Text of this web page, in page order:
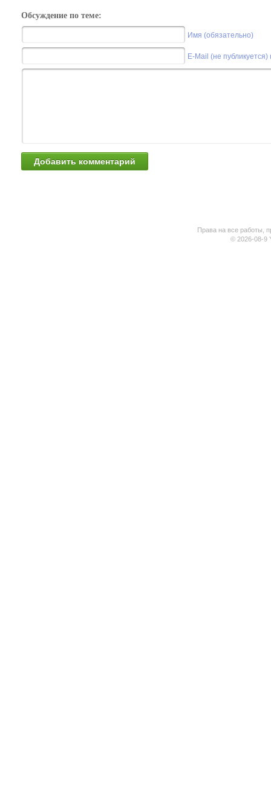
Обсуждение по теме:
Имя (обязательно)
E-Mail (не
Права на все работы,
© 2026-08-9